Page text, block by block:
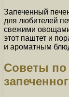
Запеченный
для любителей
свежими
этот паштет и
и ароматным
Советы по